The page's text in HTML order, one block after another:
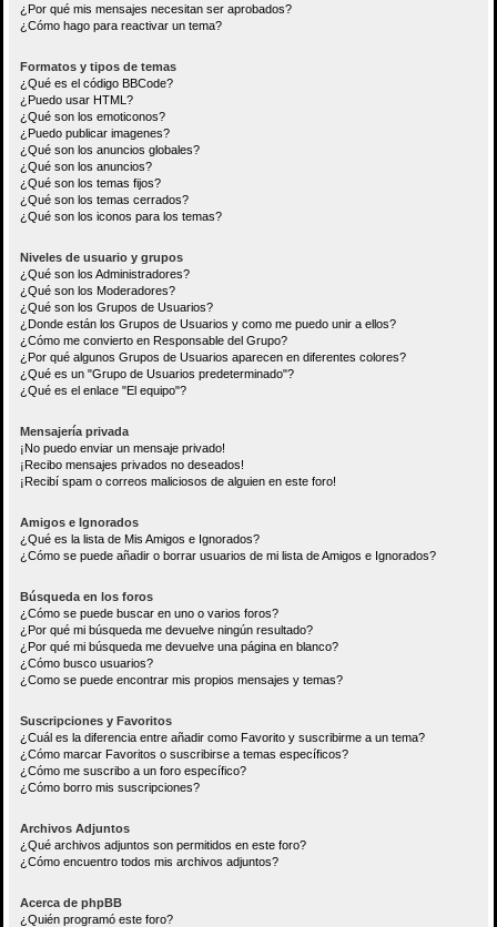
¿Por qué mis mensajes necesitan ser aprobados?
¿Cómo hago para reactivar un tema?
Formatos y tipos de temas
¿Qué es el código BBCode?
¿Puedo usar HTML?
¿Qué son los emoticonos?
¿Puedo publicar imagenes?
¿Qué son los anuncios globales?
¿Qué son los anuncios?
¿Qué son los temas fijos?
¿Qué son los temas cerrados?
¿Qué son los iconos para los temas?
Niveles de usuario y grupos
¿Qué son los Administradores?
¿Qué son los Moderadores?
¿Qué son los Grupos de Usuarios?
¿Donde están los Grupos de Usuarios y como me puedo unir a ellos?
¿Cómo me convierto en Responsable del Grupo?
¿Por qué algunos Grupos de Usuarios aparecen en diferentes colores?
¿Qué es un "Grupo de Usuarios predeterminado"?
¿Qué es el enlace "El equipo"?
Mensajería privada
¡No puedo enviar un mensaje privado!
¡Recibo mensajes privados no deseados!
¡Recibí spam o correos maliciosos de alguien en este foro!
Amigos e Ignorados
¿Qué es la lista de Mis Amigos e Ignorados?
¿Cómo se puede añadir o borrar usuarios de mi lista de Amigos e Ignorados?
Búsqueda en los foros
¿Cómo se puede buscar en uno o varios foros?
¿Por qué mi búsqueda me devuelve ningún resultado?
¿Por qué mi búsqueda me devuelve una página en blanco?
¿Cómo busco usuarios?
¿Como se puede encontrar mis propios mensajes y temas?
Suscripciones y Favoritos
¿Cuál es la diferencia entre añadir como Favorito y suscribirme a un tema?
¿Cómo marcar Favoritos o suscribirse a temas específicos?
¿Cómo me suscribo a un foro específico?
¿Cómo borro mis suscripciones?
Archivos Adjuntos
¿Qué archivos adjuntos son permitidos en este foro?
¿Cómo encuentro todos mis archivos adjuntos?
Acerca de phpBB
¿Quién programó este foro?